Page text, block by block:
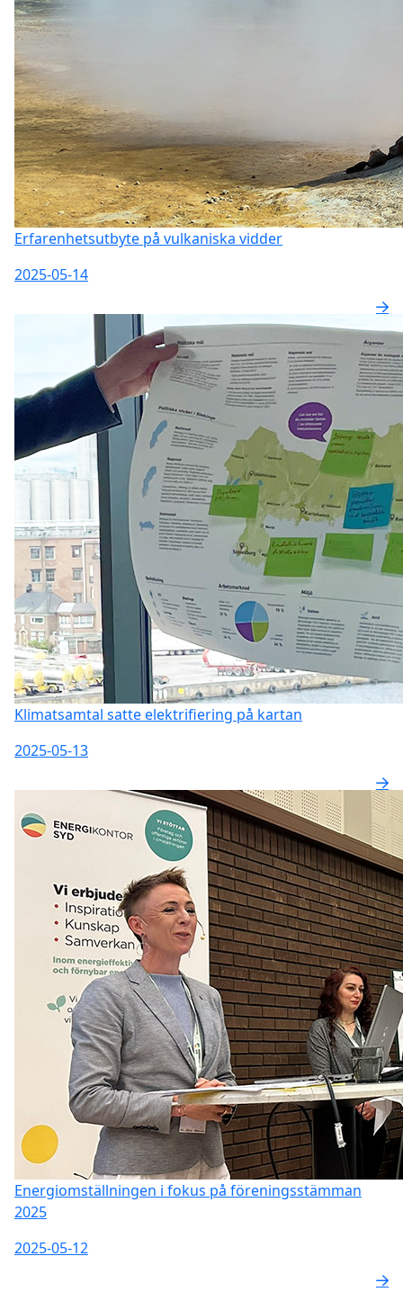
Erfarenhetsutbyte på vulkaniska vidder
2025-05-14
Klimatsamtal satte elektrifiering på kartan
2025-05-13
Energiomställningen i fokus på föreningsstämman
2025
2025-05-12